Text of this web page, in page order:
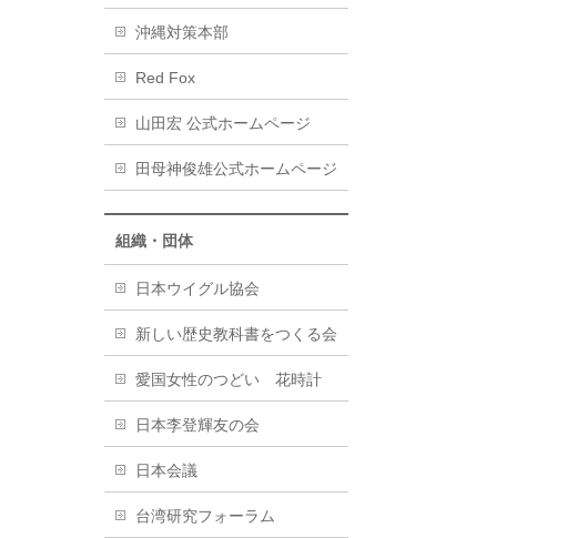
沖縄対策本部
Red Fox
山田宏 公式ホームページ
田母神俊雄公式ホームページ
組織・団体
日本ウイグル協会
新しい歴史教科書をつくる会
愛国女性のつどい 花時計
日本李登輝友の会
日本会議
台湾研究フォーラム